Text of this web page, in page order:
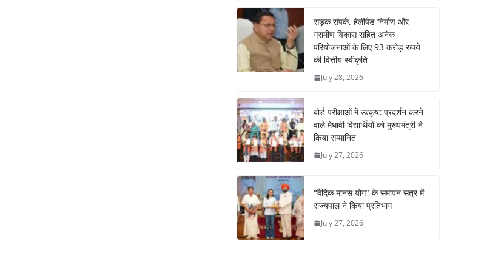
सड़क संपर्क, हेलीपैड निर्माण और
ग्रामीण विकास सहित अनेक
परियोजनाओं के लिए 93 करोड़ रुपये
की वित्तीय स्वीकृति
July 28, 2026
बोर्ड परीक्षाओं में उत्कृष्ट प्रदर्शन करने
वाले मेधावी विद्यार्थियों को मुख्यमंत्री ने
किया सम्मानित
July 27, 2026
‘‘वैदिक मानस योग’’ के समापन सत्र में
राज्यपाल ने किया प्रतिभाग
July 27, 2026